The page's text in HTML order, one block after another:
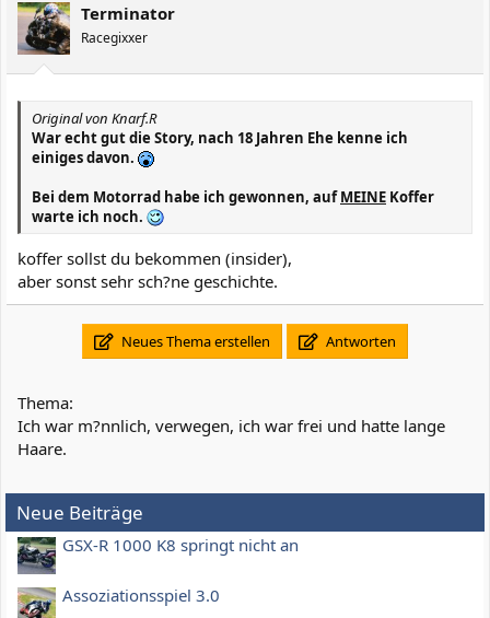
Terminator
Racegixxer
Original von Knarf.R
War echt gut die Story, nach 18 Jahren Ehe kenne ich
einiges davon.
Bei dem Motorrad habe ich gewonnen, aufMEINE Koffer
warte ich noch.
koffer sollst du bekommen (insider),
aber sonst sehr sch?ne geschichte.
Neues Thema erstellen Antworten
Thema:
Ich war m?nnlich, verwegen, ich war frei und hatte lange
Haare.
Neue Beiträge
GSX-R 1000 K8 springt nicht an
Assoziationsspiel 3.0